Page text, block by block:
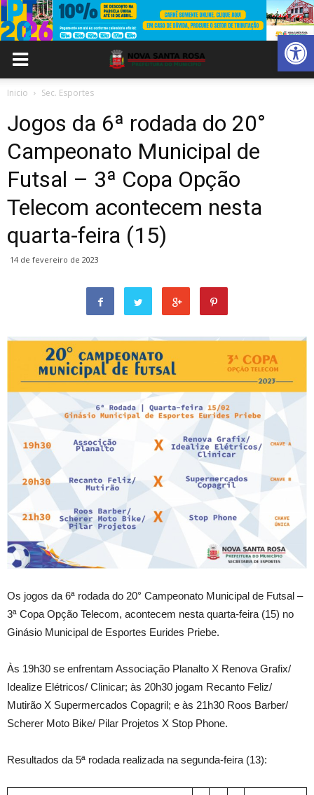
Abrir
Inicio Sec. Esportes
Jogos da 6ª rodada do 20°
Campeonato Municipal de
Futsal – 3ª Copa Opção
Telecom acontecem nesta
quarta-feira (15)
14 de fevereiro de 2023
Os jogos da 6ª rodada do 20° Campeonato Municipal de Futsal –
3ª Copa Opção Telecom, acontecem nesta quarta-feira (15) no
Ginásio Municipal de Esportes Eurides Priebe.
Às 19h30 se enfrentam Associação Planalto X Renova Grafix/
Idealize Elétricos/ Clinicar; às 20h30 jogam Recanto Feliz/
Mutirão X Supermercados Copagril; e às 21h30 Roos Barber/
Scherer Moto Bike/ Pilar Projetos X Stop Phone.
Resultados da 5ª rodada realizada na segunda-feira (13):